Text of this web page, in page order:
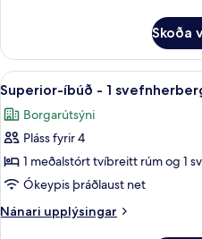
rúm
aðgengilegt
fyrir
fatlaða
-
reyklaust
(1
Bedroom)
íbúð
1
meðalstórt
tvíbreitt
rúm
aðgengilegt
fyrir
-
Skoða
Skoða
allar
myndir
fyrir
Superior-
íbúð
-
1
10
Superior-íbúð - 1
Borgarútsýni
Pláss fyrir 4
1 meðalstórt tvíbreitt rúm og 1
Ókeypis þráðlaust net
Nánari upplýsingar
Nánari